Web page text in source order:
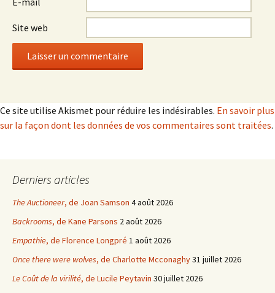
Site web
Ce site utilise Akismet pour réduire les indésirables. En savoir plus
sur la façon dont les données de vos commentaires sont traitées.
Derniers articles
The Auctioneer, de Joan Samson 4 août 2026
Backrooms, de Kane Parsons 2 août 2026
Empathie, de Florence Longpré 1 août 2026
Once there were wolves, de Charlotte Mcconaghy31 juillet 2026
Le Coût de la virilité, de Lucile Peytavin 30 juillet 2026